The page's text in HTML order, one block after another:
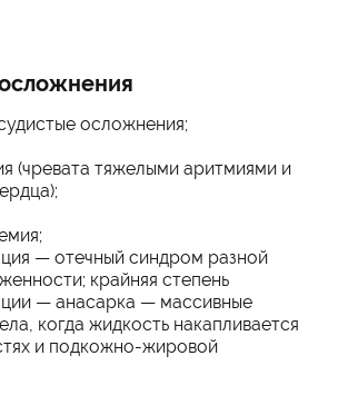
осложнения;
(чревата тяжелыми аритмиями и
— отечный синдром разной
крайняя степень
— анасарка — массивные
когда жидкость накапливается
и подкожно-жировой